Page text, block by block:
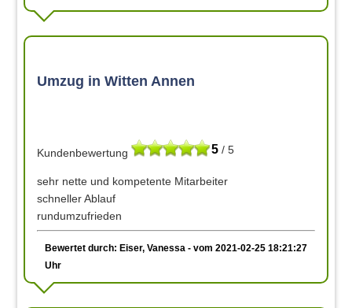
Umzug in Witten Annen
5 / 5
Kundenbewertung
sehr nette und kompetente Mitarbeiter
schneller Ablauf
rundumzufrieden
Bewertet durch: Eiser, Vanessa - vom 2021-02-25 18:21:27
Uhr